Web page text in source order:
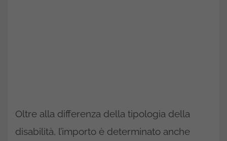
Oltre alla differenza della tipologia della
disabilità, l’importo è determinato anche